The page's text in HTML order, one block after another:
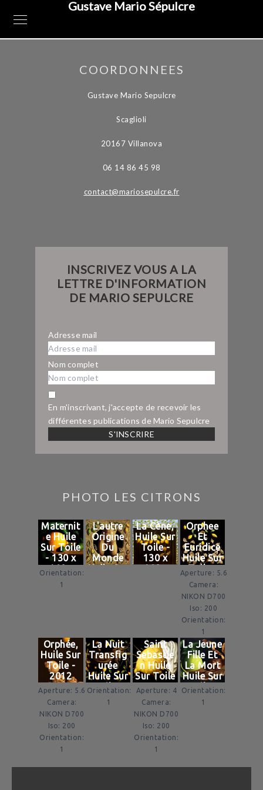
Gustave Mario Sépulcre
COORDONNEES
Gustave Mario Sepulcre
Scaglioli
20167 Villanova
06 14 86 45 98
contact@mariosepulcre.fr
INSCRIVEZ VOUS A LA
LETTRE D'INFORMATION
DE MARIO SEPULCRE
Adresse mail
Nom complet
En m'inscrivant, j'accepte de recevoir les
différentes publications de Mario Sepulcre
PHOTO LES CITRONS
Maternit
e Huile
Sur Toile
- 130 x
160 -
2006
Orientation:
1
L'autre
Origine
Du
Monde
Huile Sur
La Cène,
Huile Sur
Toile -
130 x
160 -
Orphee
Et
Euridice
Huile Sur
Toile -
130 x
130 -
2010
Aperture: 5.6
Camera:
NIKON D700
Iso: 200
Orientation:
1
Orphée,
Huile Sur
Toile -
2012
Aperture: 5.6
Camera:
NIKON D700
Iso: 200
Orientation:
1
La Nuit
Transfig
urée
Huile Sur
Toile -
130 -
Orientation:
1
Saint
Sebastie
n Huile
Sur Toile
- 146 x
2008
Aperture: 4
Camera:
NIKON D700
Iso: 200
Orientation:
1
La Jeune
Fille Et
La Mort
Huile Sur
Toile -
160 -
Orientation:
1